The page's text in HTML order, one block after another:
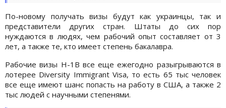
По-новому получать визы будут как украинцы, так и
представители других стран. Штаты до сих пор
нуждаются в людях, чем рабочий опыт составляет от 3
лет, а также те, кто имеет степень бакалавра.
Рабочие визы Н-1В все еще ежегодно разыгрываются в
лотерее Diversity Immigrant Visa, то есть 65 тыс человек
все еще имеют шанс попасть на работу в США, а также 2
тыс людей с научными степенями.